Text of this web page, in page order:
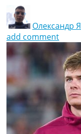
Олександр
add comment